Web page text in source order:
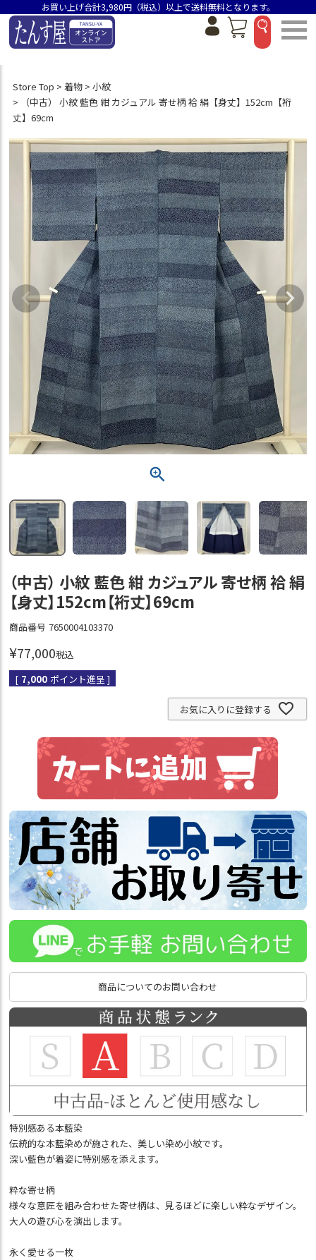
お買い上げ合計3,980円（税込）以上で送料無料となります。
Store Top 着物
小紋
（中古） 小紋 藍色 紺 カジュアル 寄せ柄 袷 絹【身丈】152cm【裄
丈】69cm
（中古） 小紋 藍色 紺 カジュアル 寄せ柄 袷 絹
【身丈】152cm【裄丈】69cm
商品番号 7650004103370
¥77,000税込
[ 7,000 ポイント進呈 ]
お気に入りに登録する
商品についてのお問い合わせ
特別感ある本藍染
伝統的な本藍染めが施された、美しい染め小紋です。
深い藍色が着姿に特別感を添えます。
粋な寄せ柄
様々な意匠を組み合わせた寄せ柄は、見るほどに楽しい粋なデザイン。
大人の遊び心を演出します。
永く愛せる一枚